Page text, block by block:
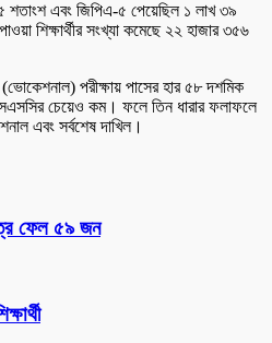
এবং জিপিএ-৫ পেয়েছিল ১ লাখ ৩৯
শিক্ষার্থীর সংখ্যা কমেছে ২২ হাজার ৩৫৬
পরীক্ষায় পাসের হার ৫৮ দশমিক
চেয়েও কম। ফলে তিন ধারার ফলাফলে
এবং সর্বশেষ দাখিল।
ফেল ৫৯ জন